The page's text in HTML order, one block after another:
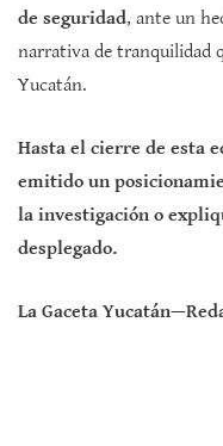
de seguridad, ante un
narrativa de tranquilidad
Yucatán.
Hasta el cierre de esta
emitido un
la investigación o
desplegado.
La Gaceta